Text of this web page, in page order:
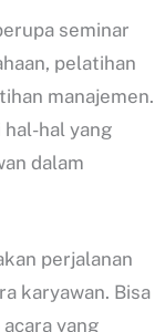
seminar
pelatihan
manajemen.
hal yang
dalam
perjalanan
karyawan. Bisa
yang